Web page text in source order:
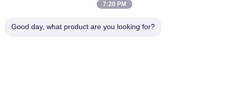
Χονδρική τιμή Προσαρμόσιμη μίνι τροφοδοσία παγωτό
7:20 PM
Good day, what product are you looking for?